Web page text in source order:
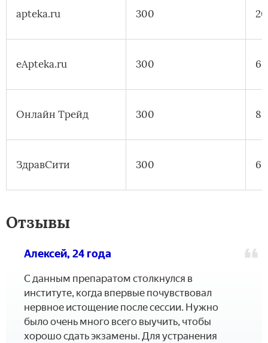
apteka.ru 300 20
eApteka.ru 300 60
Онлайн Трейд 300 80
ЗдравСити 300 60
Отзывы
Алексей, 24 года
С данным препаратом столкнулся в
институте, когда впервые почувствовал
нервное истощение после сессии. Нужно
было очень много всего выучить, чтобы
хорошо сдать экзамены. Для устранения